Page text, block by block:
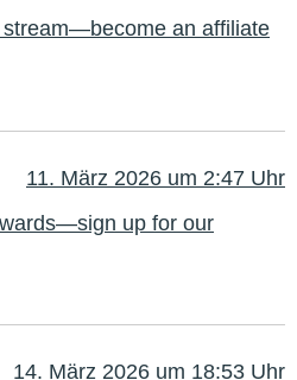
an affiliate
11. März 2026 um 2:47 Uhr
up for our
14. März 2026 um 18:53 Uhr